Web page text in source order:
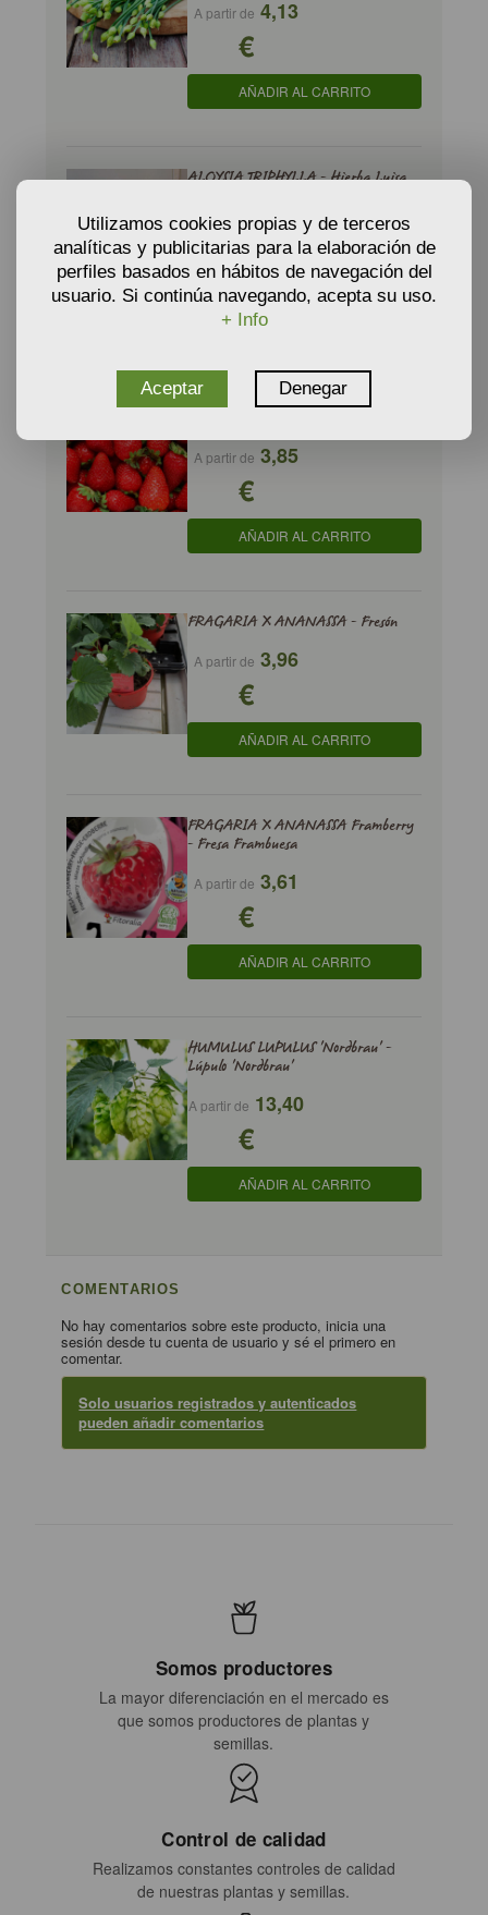
A partir de 4,13
€
AÑADIR AL CARRITO
ALOYSIA TRIPHYLLA - Hierba Luisa,
A partir de 4,40
€
AÑADIR AL CARRITO
FRAGARIA X ANANASSA - Fresa
A partir de 3,85
€
AÑADIR AL CARRITO
FRAGARIA X ANANASSA - Fresón
A partir de 3,96
€
AÑADIR AL CARRITO
FRAGARIA X ANANASSA Framberry
- Fresa Frambuesa
A partir de 3,61
€
AÑADIR AL CARRITO
HUMULUS LUPULUS 'Nordbrau' -
Lúpulo 'Nordbrau'
A partir de 13,40
€
AÑADIR AL CARRITO
COMENTARIOS
No hay comentarios sobre este producto, inicia una
sesión desde tu cuenta de usuario y sé el primero en
comentar.
Solo usuarios registrados y autenticados
pueden añadir comentarios
Somos productores
La mayor diferenciación en el mercado es
que somos productores de plantas y
semillas.
Control de calidad
Realizamos constantes controles de calidad
de nuestras plantas y semillas.
Utilizamos cookies propias y de terceros
analíticas y publicitarias para la elaboración de
perfiles basados en hábitos de navegación del
usuario. Si continúa navegando, acepta su uso.
+ Info
Aceptar Denegar